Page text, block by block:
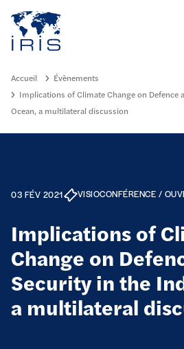
Aller au contenu principal
Accueil
Évènements
Implications of Climate Change on Defence
Ocean, a multilateral discussion
03 FÉV 2021 VISIOCONFÉRENCE /
Implications of
Change on
Security in the
a multilateral